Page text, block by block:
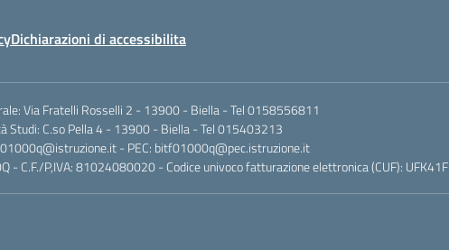
Dichiarazioni di accessibilita
Via Fratelli Rosselli 2 - 13900 - Biella - Tel 0158556811
Studi: C.so Pella 4 - 13900 - Biella - Tel 015403213
- PEC: bitf01000q@pec.istruzione.it
- C.F./P,IVA: 81024080020 - Codice univoco fatturazione elettronica (CUF): UFK41F